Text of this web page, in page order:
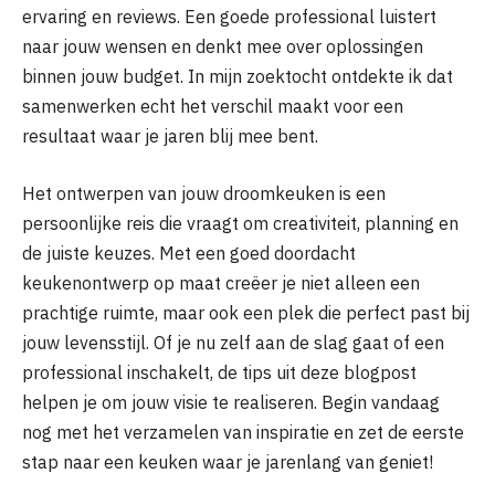
ervaring en reviews. Een goede professional luistert
naar jouw wensen en denkt mee over oplossingen
binnen jouw budget. In mijn zoektocht ontdekte ik dat
samenwerken echt het verschil maakt voor een
resultaat waar je jaren blij mee bent.
Het ontwerpen van jouw droomkeuken is een
persoonlijke reis die vraagt om creativiteit, planning en
de juiste keuzes. Met een goed doordacht
keukenontwerp op maat creëer je niet alleen een
prachtige ruimte, maar ook een plek die perfect past bij
jouw levensstijl. Of je nu zelf aan de slag gaat of een
professional inschakelt, de tips uit deze blogpost
helpen je om jouw visie te realiseren. Begin vandaag
nog met het verzamelen van inspiratie en zet de eerste
stap naar een keuken waar je jarenlang van geniet!